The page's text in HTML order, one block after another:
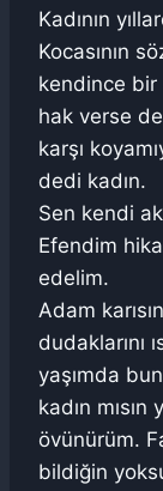
Kadının
Kocasının
kendince bir
hak verse
karşı
dedi kadın.
Sen kendi
Efendim
edelim.
Adam
dudaklarını
yaşımda
kadın
övünürüm.
bildiğin